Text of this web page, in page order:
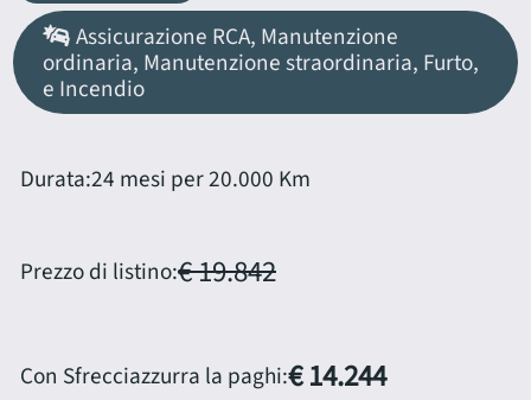
Assicurazione RCA, Manutenzione
ordinaria, Manutenzione straordinaria, Furto,
e Incendio
Durata:24 mesi per 20.000 Km
Prezzo di listino:€ 19.842
Con Sfrecciazzurra la paghi:€ 14.244